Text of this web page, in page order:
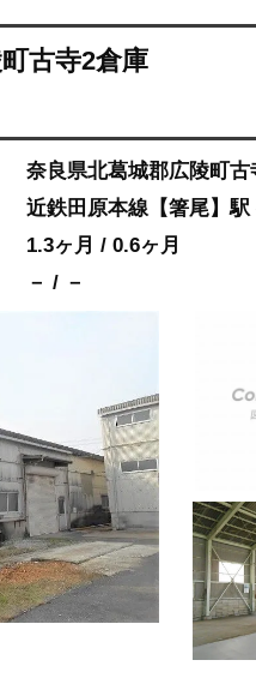
古寺2倉庫
奈良県北葛城郡広陵町古
近鉄田原本線【箸尾】駅
1.3ヶ月 / 0.6ヶ月
－ / －